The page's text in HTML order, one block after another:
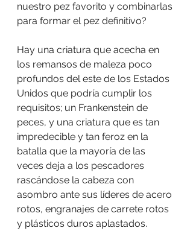
nuestro pez favorito y combinarlas
para formar el pez definitivo?
Hay una criatura que acecha en
los remansos de maleza poco
profundos del este de los Estados
Unidos que podría cumplir los
requisitos; un Frankenstein de
peces, y una criatura que es tan
impredecible y tan feroz en la
batalla que la mayoría de las
veces deja a los pescadores
rascándose la cabeza con
asombro ante sus líderes de acero
rotos, engranajes de carrete rotos
y plásticos duros aplastados.